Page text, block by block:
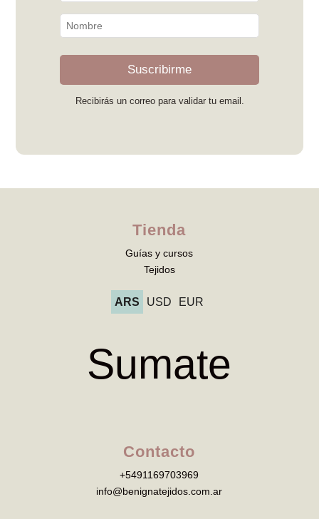
Suscribirme
Recibirás un correo para validar tu email.
Tienda
Guías y cursos
Tejidos
ARS USD EUR
Sumate
Contacto
+5491169703969
info@benignatejidos.com.ar